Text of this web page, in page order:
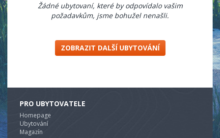
Žádné ubytovaní, které by odpovídalo vašim
požadavkům, jsme bohužel nenašli.
ZOBRAZIT DALŠÍ UBYTOVÁNÍ
PRO UBYTOVATELE
Homepage
Ubytování
Magazín